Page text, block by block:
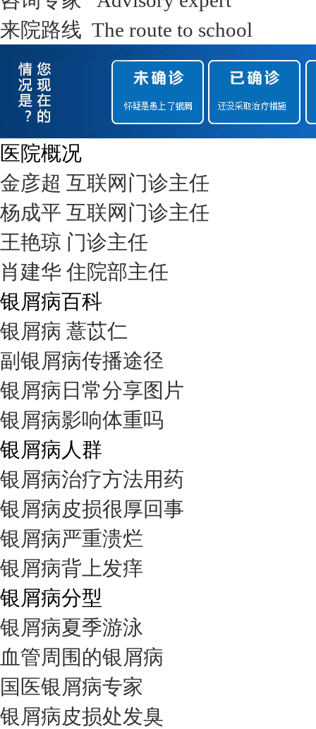
来院路线 The route to school
医院概况
金彦超 互联网门诊主任
杨成平 互联网门诊主任
王艳琼 门诊主任
肖建华 住院部主任
银屑病百科
银屑病 薏苡仁
副银屑病传播途径
银屑病日常分享图片
银屑病影响体重吗
银屑病人群
银屑病治疗方法用药
银屑病皮损很厚回事
银屑病严重溃烂
银屑病背上发痒
银屑病分型
银屑病夏季游泳
血管周围的银屑病
国医银屑病专家
银屑病皮损处发臭